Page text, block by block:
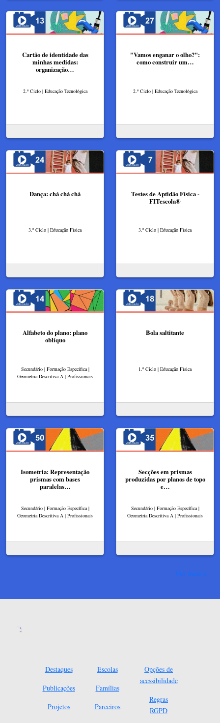
Cartão de identidade das
minhas medidas:
organização…
2.º Ciclo | Educação Tecnológica
"Vamos enganar o olho?":
como construir um…
2.º Ciclo | Educação Tecnológica
Dança: chá chá chá
3.º Ciclo | Educação Física
Testes de Aptidão Física -
FITescola®
3.º Ciclo | Educação Física
Alfabeto do plano: plano
oblíquo
Secundário | Formação Específica |
Geometria Descritiva A | Profissionais
Bola saltitante
1.º Ciclo | Educação Física
Isometria: Representação
prismas com bases
paralelas…
Secundário | Formação Específica |
Geometria Descritiva A | Profissionais
Secções em prismas
produzidas por planos de topo
e…
Secundário | Formação Específica |
Geometria Descritiva A | Profissionais
Ver mais
Destaques
Publicações
Projetos
Escolas
Famílias
Parceiros
Opções de
acessibilidade
Regras
RGPD